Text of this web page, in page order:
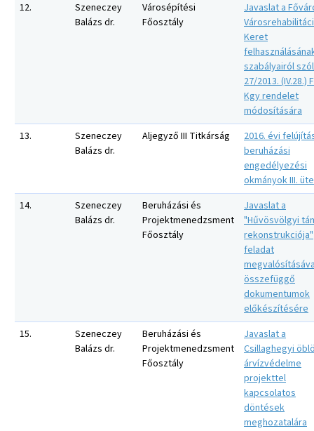
12.
Szeneczey
Balázs dr.
Városépítési
Főosztály
Javaslat a
Keret
szabályairól
27/2013. (IV.28.)
Kgy rendelet
módosítására
13.
Szeneczey
Balázs dr.
Aljegyző III Titkárság
2016. évi
beruházási
engedélyezési
okmányok III.
14.
Szeneczey
Balázs dr.
Beruházási és
Projektmenedzsment
Főosztály
Javaslat a
"Hűvösvölgyi
rekonstrukciója"
feladat
összefüggő
dokumentumok
előkészítésére
15.
Szeneczey
Balázs dr.
Beruházási és
Projektmenedzsment
Főosztály
Javaslat a
Csillaghegyi
árvízvédelme
projekttel
kapcsolatos
döntések
meghozatalára